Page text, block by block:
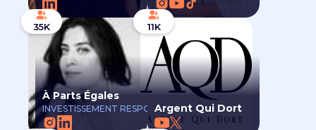
35K
À Parts Égales
INVESTISSEMENT RESPONSABLE
11K
Argent Qui Dort